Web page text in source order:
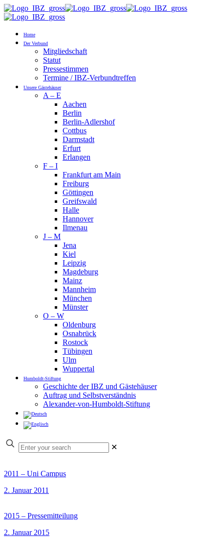
Home
Der Verbund
Mitgliedschaft
Statut
Pressestimmen
Termine / IBZ-Verbundtreffen
Unsere Gästehäuser
A – E
Aachen
Berlin
Berlin-Adlershof
Cottbus
Darmstadt
Erfurt
Erlangen
F – I
Frankfurt am Main
Freiburg
Göttingen
Greifswald
Halle
Hannover
Ilmenau
J – M
Jena
Kiel
Leipzig
Magdeburg
Mainz
Mannheim
München
Münster
O – W
Oldenburg
Osnabrück
Rostock
Tübingen
Ulm
Wuppertal
Humboldt-Stiftung
Geschichte der IBZ und Gästehäuser
Auftrag und Selbstverständnis
Alexander-von-Humboldt-Stiftung
✕
2011 – Uni Campus
2. Januar 2011
2015 – Pressemitteilung
2. Januar 2015